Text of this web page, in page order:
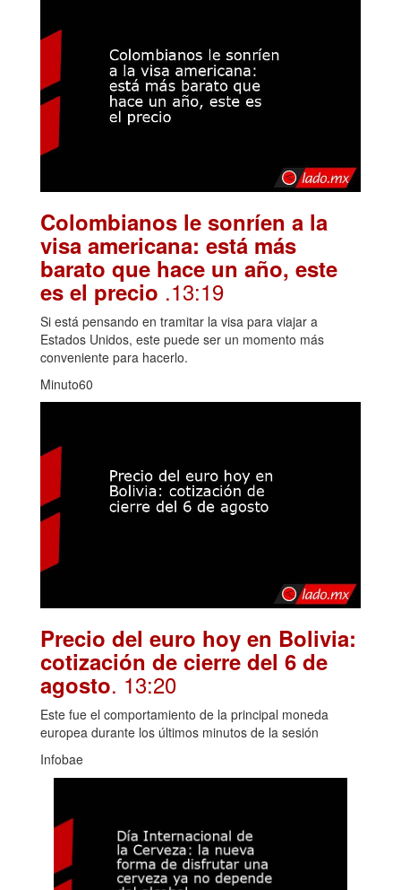
Colombianos le sonríen a la
visa americana: está más
barato que hace un año, este
es el precio .13:19
Si está pensando en tramitar la visa para viajar a
Estados Unidos, este puede ser un momento más
conveniente para hacerlo.
Minuto60
Precio del euro hoy en Bolivia:
cotización de cierre del 6 de
agosto. 13:20
Este fue el comportamiento de la principal moneda
europea durante los últimos minutos de la sesión
Infobae